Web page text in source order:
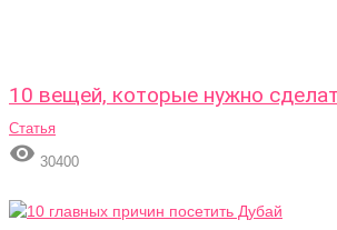
10 вещей, которые нужно
Статья
 30400